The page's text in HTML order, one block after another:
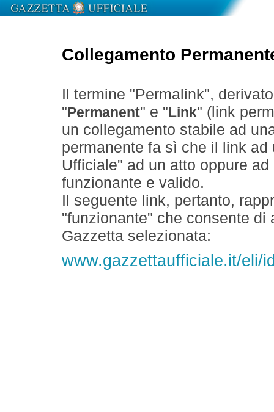
Collegamento
Il termine "Permalink",
" Permanent" e " Link" (link
un collegamento stabile ad
permanente fa sì che il link
Ufficiale" ad un atto oppure
funzionante e valido.
Il seguente link, pertanto,
"funzionante" che consente
Gazzetta selezionata:
www.gazzettaufficiale.it/eli/